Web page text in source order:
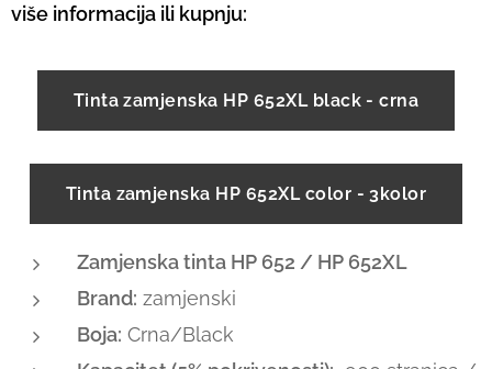
više informacija ili kupnju:
Tinta zamjenska HP 652XL black - crna
Tinta zamjenska HP 652XL color - 3kolor
Zamjenska tinta HP 652 / HP 652XL
Brand: zamjenski
Boja: Crna/Black